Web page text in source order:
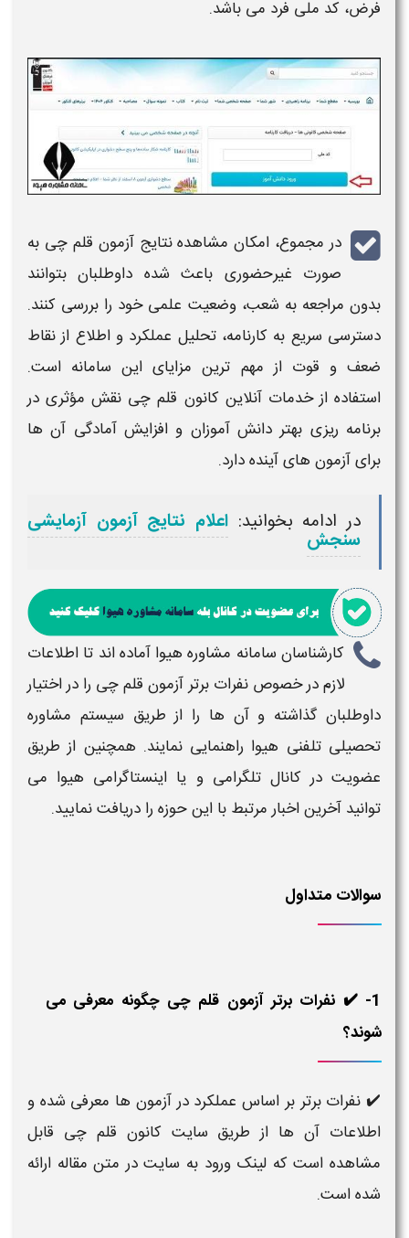
فرض، کد ملی فرد می‌ باشد.
در مجموع، امکان مشاهده نتایج آزمون قلم چی به‌
صورت غیرحضوری باعث شده داوطلبان بتوانند
بدون مراجعه به شعب، وضعیت علمی خود را بررسی کنند.
دسترسی سریع به کارنامه، تحلیل عملکرد و اطلاع از نقاط
ضعف و قوت از مهم‌ ترین مزایای این سامانه است.
استفاده از خدمات آنلاین کانون قلم چی نقش مؤثری در
برنامه‌ ریزی بهتر دانش‌ آموزان و افزایش آمادگی آن‌ ها
برایآزمون‌ هایآینده دارد.
در ادامه بخوانید: اعلام نتایج آزمون آزمایشی
سنجش
کارشناسان سامانه مشاوره هیوا آماده اند تا اطلاعات
لازم در خصوص نفرات برتر آزمون قلم چی را در اختیار
داوطلبان گذاشته و آن ها را از طریق سیستم مشاوره
تحصیلی تلفنی هیوا راهنمایی نمایند. همچنین از طریق
عضویت در کانال تلگرامی و یا اینستاگرامی هیوا می
توانید آخرین اخبار مرتبط با این حوزه را دریافت نمایید.
سوالات متداول
1- ✔️ نفرات برتر آزمون قلم چی چگونه معرفی می‌
شوند؟
✔️ نفرات برتر بر اساس عملکرد در آزمون‌ ها معرفی شده و
اطلاعات آن‌ ها از طریق سایت کانون قلم چی قابل
مشاهده است که لینک ورود به سایت در متن مقاله ارائه
شده است.